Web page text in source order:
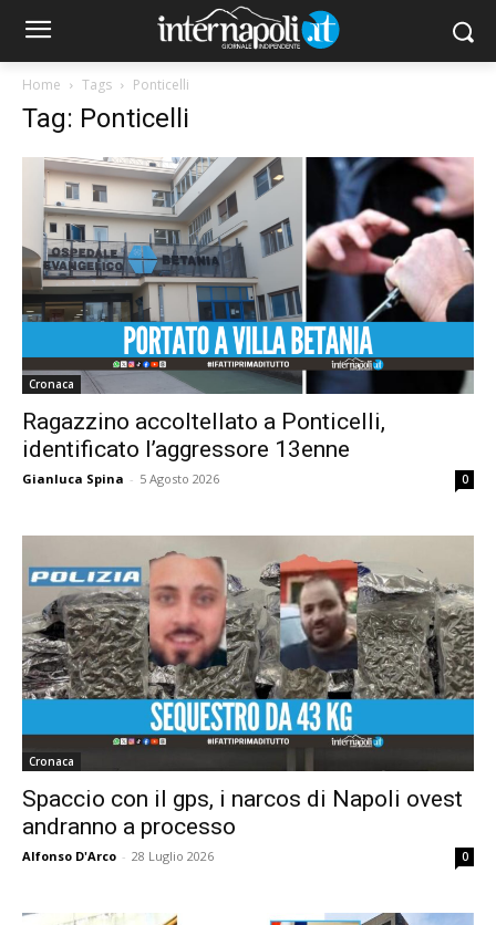
Home Tags Ponticelli
Tag: Ponticelli
Cronaca
Ragazzino accoltellato a Ponticelli,
identificato l’aggressore 13enne
Gianluca Spina - 5 Agosto 2026 0
Cronaca
Spaccio con il gps, i narcos di Napoli ovest
andranno a processo
Alfonso D'Arco - 28 Luglio 2026 0